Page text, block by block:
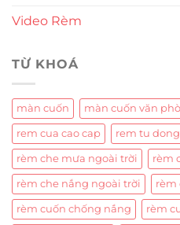
Video Rèm
TỪ KHOÁ
màn cuốn màn cuốn văn
rem cua cao cap rem tu dong
rèm che mưa ngoài trời rèm
rèm che nắng ngoài trời rèm
rèm cuốn chống nắng rèm